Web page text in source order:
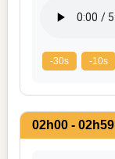
-30s -10s
02h00 - 02h59